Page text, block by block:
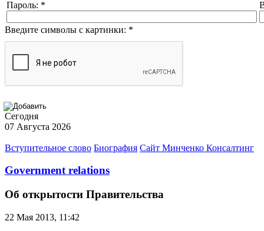
Пароль: *
Введите символы с картинки: *
Сегодня
07 Августа 2026
Вступительное слово Биография Сайт Минченко Консалтинг
Government relations
Об открытости Правительства
22 Мая 2013, 11:42